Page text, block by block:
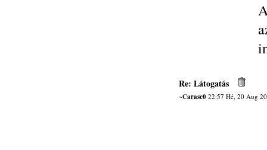
Re: Látogatás
~Carasc0 22:57 Hé, 20 Aug